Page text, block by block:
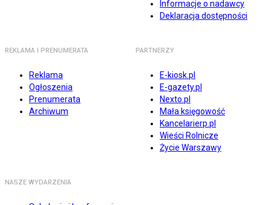
Informacje o nadawcy
Deklaracja dostępności
REKLAMA I PRENUMERATA
Reklama
Ogłoszenia
Prenumerata
Archiwum
PARTNERZY
E-kiosk.pl
E-gazety.pl
Nexto.pl
Mała księgowość
Kancelarierp.pl
Wieści Rolnicze
Życie Warszawy
NASZE WYDARZENIA